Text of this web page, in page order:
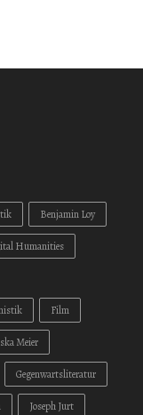
Benjamin Loy
Humanities
Film
Meier
Gegenwartsliteratur
Joseph Jurt